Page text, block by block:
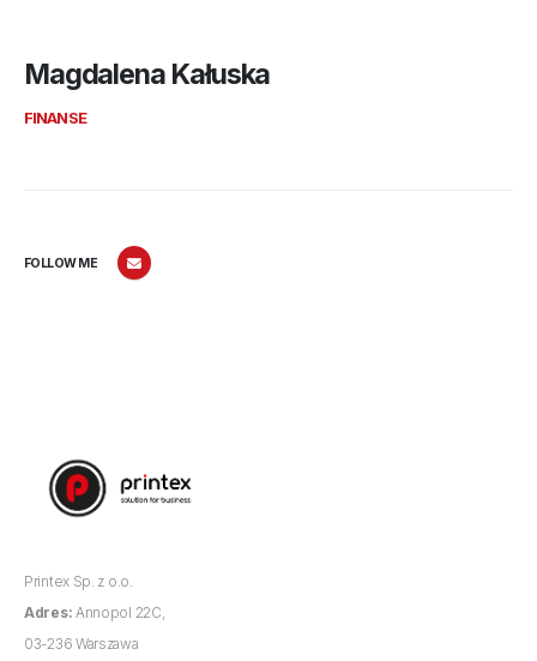
Magdalena Kałuska
FINANSE
FOLLOW ME
Printex Sp. z o.o.
Adres: Annopol 22C,
03-236 Warszawa